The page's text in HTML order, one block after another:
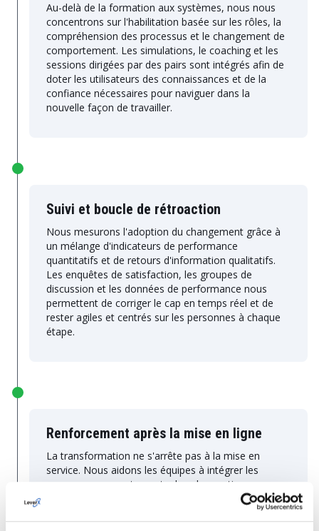
Au-delà de la formation aux systèmes, nous nous
concentrons sur l'habilitation basée sur les rôles, la
compréhension des processus et le changement de
comportement. Les simulations, le coaching et les
sessions dirigées par des pairs sont intégrés afin de
doter les utilisateurs des connaissances et de la
confiance nécessaires pour naviguer dans la
nouvelle façon de travailler.
Suivi et boucle de rétroaction
Nous mesurons l'adoption du changement grâce à
un mélange d'indicateurs de performance
quantitatifs et de retours d'information qualitatifs.
Les enquêtes de satisfaction, les groupes de
discussion et les données de performance nous
permettent de corriger le cap en temps réel et de
rester agiles et centrés sur les personnes à chaque
étape.
Renforcement après la mise en ligne
La transformation ne s'arrête pas à la mise en
service. Nous aidons les équipes à intégrer les
nouveaux comportements dans les routines
quotidiennes par le biais d'un renforcement continu,
de mises à jour et de l'implication des champions